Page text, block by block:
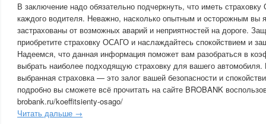
В заключение надо обязательно подчеркнуть, что иметь
каждого водителя. Неважно, насколько опытным и осторожным вы
застрахованы от возможных аварий и неприятностей на дороге.
приобретите страховку ОСАГО и наслаждайтесь спокойствием и
Надеемся, что данная информация поможет вам разобраться в
выбрать наиболее подходящую страховку для вашего автомобиля.
выбранная страховка — это залог вашей безопасности и
подробно вы сможете всё прочитать на сайте BROBANK
brobank.ru/koeffitsienty-osago/
Читать дальше →